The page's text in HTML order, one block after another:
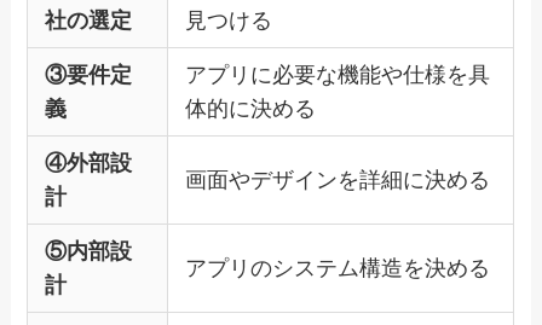
社の選定
見つける
③要件定
義
アプリに必要な機能や仕様を具
体的に決める
④外部設
計
画面やデザインを詳細に決める
⑤内部設
計
アプリのシステム構造を決める